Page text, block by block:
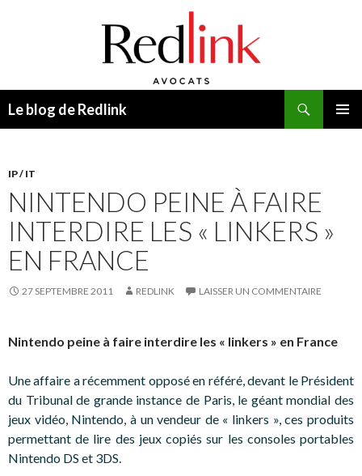
Le blog de Redlink
IP / IT
NINTENDO PEINE À FAIRE
INTERDIRE LES « LINKERS »
EN FRANCE
27 SEPTEMBRE 2011 REDLINK LAISSER UN COMMENTAIRE
Nintendo peine à faire interdire les « linkers » en France
Une affaire a récemment opposé en référé, devant le Président
du Tribunal de grande instance de Paris, le géant mondial des
jeux vidéo, Nintendo, à un vendeur de « linkers », ces produits
permettant de lire des jeux copiés sur les consoles portables
Nintendo DS et 3DS.